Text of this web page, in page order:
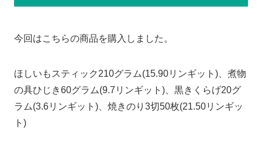
今回はこちらの商品を購入しました。
ほしいもスティック210グラム(15.90リンギット)、煮物
の具ひじき60グラム(9.7リンギット)、黒きくらげ20グ
ラム(3.6リンギット)、焼きのり3切50枚(21.50リンギッ
ト)